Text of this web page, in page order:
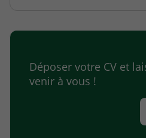
Déposer votre CV et
venir à vous !